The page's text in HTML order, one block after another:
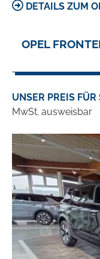
DETAILS ZUM
OPEL
UNSER PREIS
MwSt. ausweisbar